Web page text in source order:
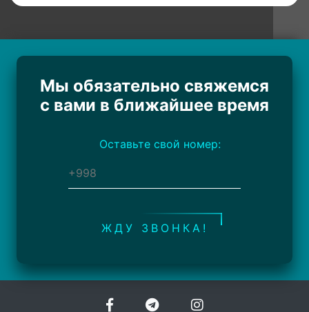
Мы обязательно свяжемся
с вами в ближайшее время
Оставьте свой номер:
ЖДУ ЗВОНКА!